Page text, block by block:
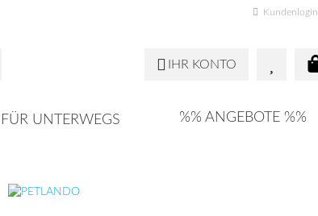
Kundenlogin
IHR KONTO
UNTERWEGS %% ANGEBOTE %%